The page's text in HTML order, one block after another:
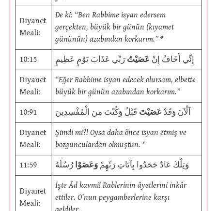
Diyanet
Meali:
De ki: “Ben Rabbime isyan edersem
gerçekten, büyük bir günün (kıyamet
gününün) azabından korkarım.” *
10:15 إِنِّي أَخَافُ إِنْ عَصَيْتُ رَبِّي عَذَابَ يَوْمٍ عَظِيمٍ
Diyanet
Meali:
“Eğer Rabbime isyan edecek olursam, elbette
büyük bir günün azabından korkarım.”
10:91 آلْآنَ وَقَدْ عَصَيْتَ قَبْلُ وَكُنْتَ مِنَ الْمُفْسِدِينَ
Diyanet
Meali:
Şimdi mi?! Oysa daha önce isyan etmiş ve
bozgunculardan olmuştun. *
11:59 وَتِلْكَ عَادٌ جَحَدُوا بِآيَاتِ رَبِّهِمْ وَعَصَوْا رُسُلَهُ
Diyanet
Meali:
İşte Âd kavmi! Rablerinin âyetlerini inkâr
ettiler. O’nun peygamberlerine karşı